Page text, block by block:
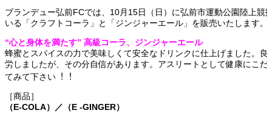
ブランデュー弘前FCでは、10月15日（日）に弘前市運動公園陸上
いる「クラフトコーラ」と「ジンジャーエール」を販売いたします
“心と身体を満たす” 高級コーラ、ジンジャーエール
蜂蜜とスパイスの力で美味しくて安全なドリンクに仕上げました
労しましたが、その分自信があります。アスリートとして健康に
てみて下さい︕︕
［商品］
（E-COLA）／（E -GINGER）